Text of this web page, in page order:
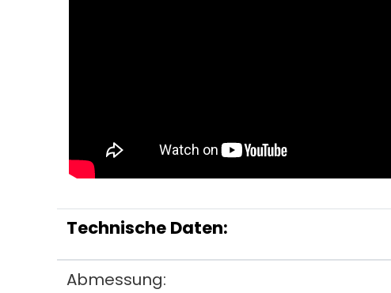
Technische Daten:
Abmessung: